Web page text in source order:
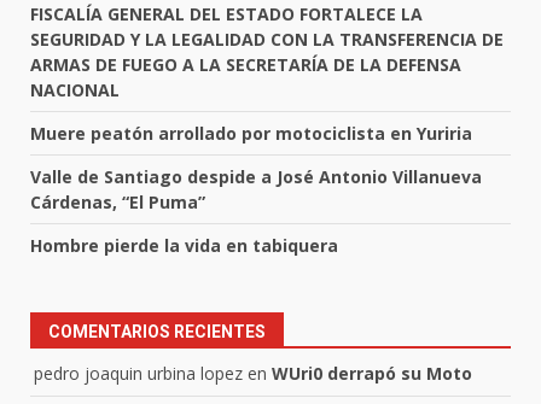
FISCALÍA GENERAL DEL ESTADO FORTALECE LA
SEGURIDAD Y LA LEGALIDAD CON LA TRANSFERENCIA DE
ARMAS DE FUEGO A LA SECRETARÍA DE LA DEFENSA
NACIONAL
Muere peatón arrollado por motociclista en Yuriria
Valle de Santiago despide a José Antonio Villanueva
Cárdenas, “El Puma”
Hombre pierde la vida en tabiquera
COMENTARIOS RECIENTES
pedro joaquin urbina lopez en WUri0 derrapó su Moto